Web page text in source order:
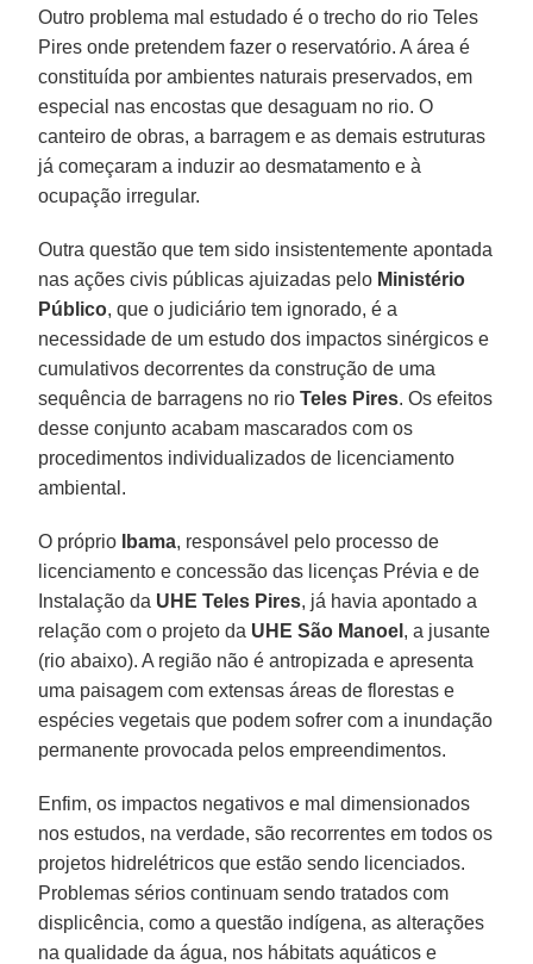
Outro problema mal estudado é o trecho do rio Teles
Pires onde pretendem fazer o reservatório. A área é
constituída por ambientes naturais preservados, em
especial nas encostas que desaguam no rio. O
canteiro de obras, a barragem e as demais estruturas
já começaram a induzir ao desmatamento e à
ocupação irregular.
Outra questão que tem sido insistentemente apontada
nas ações civis públicas ajuizadas pelo Ministério
Público, que o judiciário tem ignorado, é a
necessidade de um estudo dos impactos sinérgicos e
cumulativos decorrentes da construção de uma
sequência de barragens no rioTeles Pires. Os efeitos
desse conjunto acabam mascarados com os
procedimentos individualizados de licenciamento
ambiental.
O próprio Ibama, responsável pelo processo de
licenciamento e concessão das licenças Prévia e de
Instalação da UHE Teles Pires, já havia apontado a
relação com o projeto da UHE São Manoel , a jusante
(rio abaixo). A região não é antropizada e apresenta
uma paisagem com extensas áreas de florestas e
espécies vegetais que podem sofrer com a inundação
permanente provocada pelos empreendimentos.
Enfim, os impactos negativos e mal dimensionados
nos estudos, na verdade, são recorrentes em todos os
projetos hidrelétricos que estão sendo licenciados.
Problemas sérios continuam sendo tratados com
displicência, como a questão indígena, as alterações
na qualidade da água, nos hábitats aquáticos e